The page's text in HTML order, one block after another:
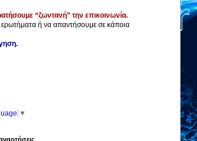
“ζωντανή” την επικοινωνία.
ή να απαντήσουμε σε κάποια
▼